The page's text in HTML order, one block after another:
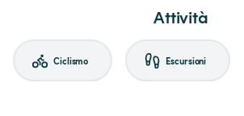
Attività
Ciclismo Escursioni